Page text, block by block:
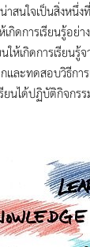
จเป็นสิ่งหนึ่งที่ค
ดการเรียนรู้อย่
นให้เกิดการเรี
และทดสอบวิธี
นได้ปฏิบัติกิจกร